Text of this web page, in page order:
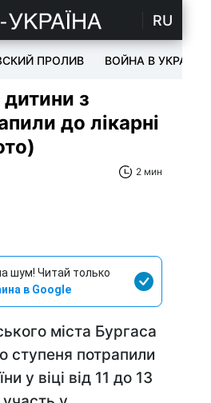
RU
ПРОЛИВ ВОЙНА В УКРАИНЕ
дитини з
до лікарні
2 мин
шум! Читай только
в Google
міста Бургаса
ступеня потрапили
у віці від 11 до 13